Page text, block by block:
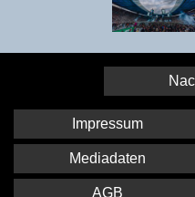
Impressum
Mediadaten
AGB